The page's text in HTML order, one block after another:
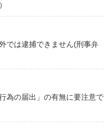
では逮捕できません(刑事弁
為の届出」の有無に要注意で